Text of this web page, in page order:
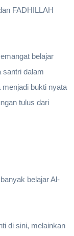
belajar
dalam
bukti nyata
tulus dari
belajar Al-
di sini, melainkan